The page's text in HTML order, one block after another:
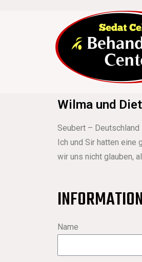
Wilma und
Seubert – Deutschland
Ich und Sir hatten eine
wir uns nicht glauben,
Name